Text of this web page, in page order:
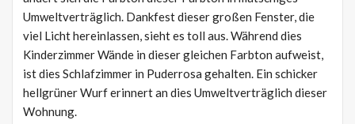
Umweltverträglich. Dankfest dieser großen Fenster, die
viel Licht hereinlassen, sieht es toll aus. Während dies
Kinderzimmer Wände in dieser gleichen Farbton aufweist,
ist dies Schlafzimmer in Puderrosa gehalten. Ein schicker
hellgrüner Wurf erinnert an dies Umweltverträglich dieser
Wohnung.